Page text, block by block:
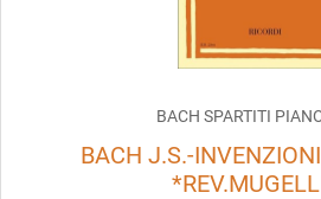
BACH SPARTITI
BACH J.S.-